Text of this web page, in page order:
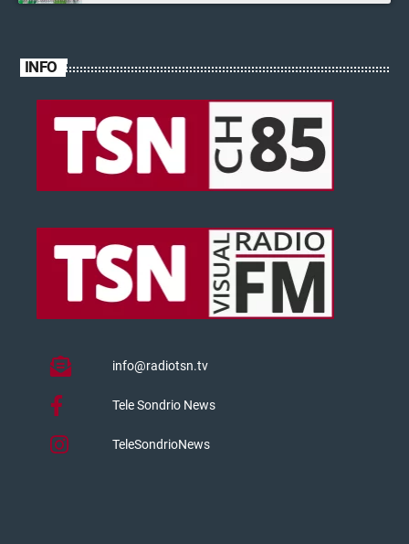
INFO
info@radiotsn.tv
Tele Sondrio News
TeleSondrioNews